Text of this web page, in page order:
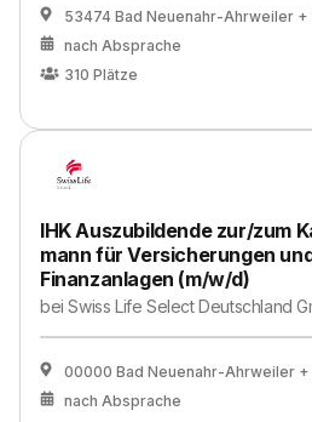
53474 Bad Neuenahr-Ahrweiler +
nach Absprache
310 Plätze
IHK Auszubildende zur/zum
mann für Versicherungen
Finanzanlagen (m/w/d)
beiSwiss Life Select Deutschland
00000 Bad Neuenahr-Ahrweiler
nach Absprache